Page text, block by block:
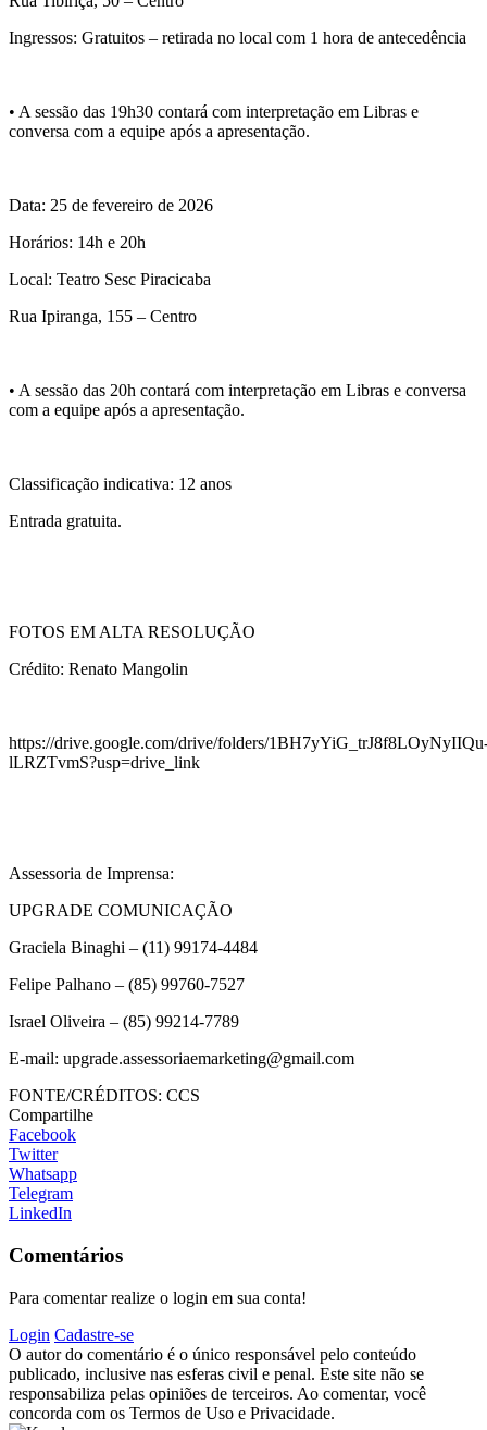
Ingressos: Gratuitos – retirada no local com 1 hora de antecedência
• A sessão das 19h30 contará com interpretação em Libras e
conversa com a equipe após a apresentação.
Data: 25 de fevereiro de 2026
Horários: 14h e 20h
Local: Teatro Sesc Piracicaba
Rua Ipiranga, 155 – Centro
• A sessão das 20h contará com interpretação em Libras e conversa
com a equipe após a apresentação.
Classificação indicativa: 12 anos
Entrada gratuita.
FOTOS EM ALTA RESOLUÇÃO
Crédito: Renato Mangolin
https://drive.google.com/drive/folders/
lLRZTvmS?usp=drive_link
Assessoria de Imprensa:
UPGRADE COMUNICAÇÃO
Graciela Binaghi – (11) 99174-4484
Felipe Palhano – (85) 99760-7527
Israel Oliveira – (85) 99214-7789
E-mail: upgrade.assessoriaemarketing@gmail.com
FONTE/CRÉDITOS: CCS
Compartilhe
Facebook
Twitter
Whatsapp
Telegram
LinkedIn
Comentários
Para comentar realize o login em sua conta!
Login Cadastre-se
O autor do comentário é o único responsável pelo conteúdo
publicado, inclusive nas esferas civil e penal. Este site não se
responsabiliza pelas opiniões de terceiros. Ao comentar, você
concorda com os Termos de Uso e Privacidade.